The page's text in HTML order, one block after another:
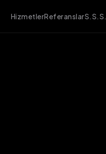
HizmetlerReferanslarS.S.S.